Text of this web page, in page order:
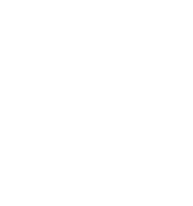
ルデンウィーク結